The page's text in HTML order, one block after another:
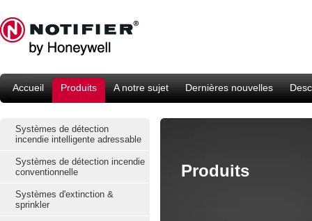
Accueil Produits A notre sujet Dernières nouvelles
Systèmes de détection
incendie intelligente adressable
Systèmes de détection incendie
conventionnelle
Systèmes d'extinction &
sprinkler
Produits